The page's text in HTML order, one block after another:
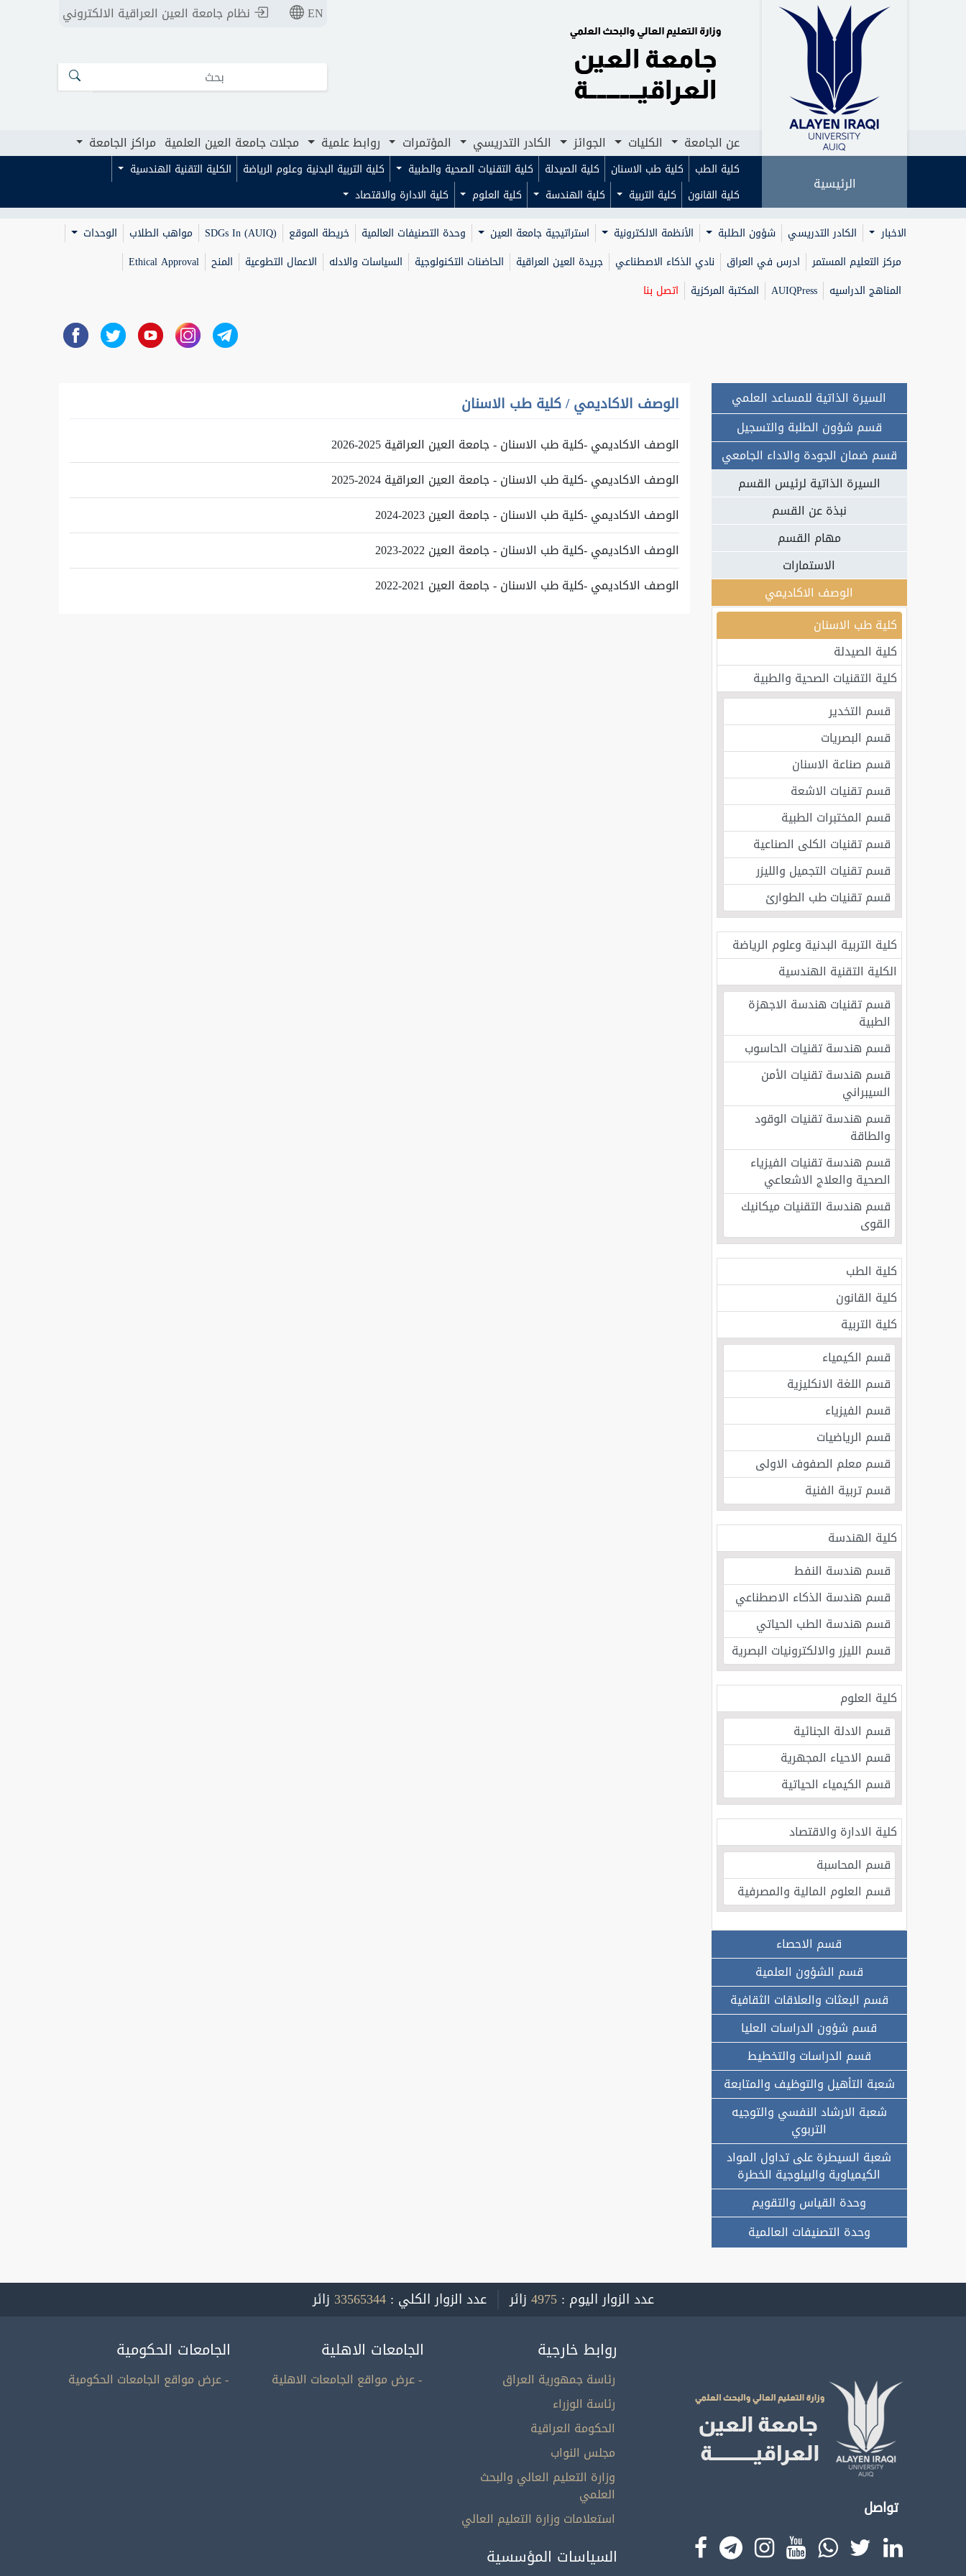
الرئيسية الكليات الجوائز الكادر التدريسي مجلات جامعة العين العلمية مراكز الجامعة
EN نظام جامعة العين العراقية الالكتروني
عن الجامعة الكليات الجوائز الكادر التدريسي المؤتمرات روابط علمية مجلات جامعة العين العلمية مراكز الجامعة
الرئيسية
كلية الطب كلية طب الاسنان كلية الصيدلة كلية التقنيات الصحية والطبية كلية التربية البدنية وعلوم الرياضة
الكلية التقنية الهندسية
كلية القانون
كلية التربية كلية الهندسة كلية العلوم
كلية الادارة والاقتصاد
الاخبار
الكادر التدريسي شؤون الطلبة الأنظمة الالكترونية استراتيجية جامعة العين وحدة التصنيفات العالمية خريطة الموقع SDGs In (AUIQ) مواهب الطلاب
الوحدات
مركز التعليم المستمر
ادرس في العراق نادي الذكاء الاصطناعي جريدة العين العراقية الحاضنات التكنولوجية السياسات والادله الاعمال التطوعية المنح
Ethical Approval
المناهج الدراسيه
AUIQPress المكتبة المركزية اتصل بنا
السيرة الذاتية للمساعد العلمي
قسم شؤون الطلبة والتسجيل
قسم ضمان الجودة والاداء الجامعي
السيرة الذاتية لرئيس القسم
نبذة عن القسم
مهام القسم
الاستمارات
الوصف الاكاديمي
كلية طب الاسنان
كلية الصيدلة
كلية التقنيات الصحية والطبية
قسم التخدير
قسم البصريات
قسم صناعة الاسنان
قسم تقنيات الاشعة
قسم المختبرات الطبية
قسم تقنيات الكلى الصناعية
قسم تقنيات التجميل والليزر
قسم تقنيات طب الطوارئ
كلية التربية البدنية وعلوم الرياضة
الكلية التقنية الهندسية
قسم تقنيات هندسة الاجهزة
الطبية
قسم هندسة تقنيات الحاسوب
قسم هندسة تقنيات الأمن
السيبراني
قسم هندسة تقنيات الوقود
والطاقة
قسم هندسة تقنيات الفيزياء
الصحية والعلاج الاشعاعي
قسم هندسة التقنيات ميكانيك
القوى
كلية الطب
كلية القانون
كلية التربية
قسم الكيمياء
قسم اللغة الانكليزية
قسم الفيزياء
قسم الرياضيات
قسم معلم الصفوف الاولى
قسم تربية الفنية
كلية الهندسة
قسم هندسة النفط
قسم هندسة الذكاء الاصطناعي
قسم هندسة الطب الحياتي
قسم الليزر والالكترونيات البصرية
كلية العلوم
قسم الادلة الجنائية
قسم الاحياء المجهرية
قسم الكيمياء الحياتية
كلية الادارة والاقتصاد
قسم المحاسبة
قسم العلوم المالية والمصرفية
قسم الاحصاء
قسم الشؤون العلمية
قسم البعثات والعلاقات الثقافية
قسم شؤون الدراسات العليا
قسم الدراسات والتخطيط
شعبة التأهيل والتوظيف والمتابعة
شعبة الارشاد النفسي والتوجيه
التربوي
شعبة السيطرة على تداول المواد
الكيمياوية والبيلوجية الخطرة
وحدة القياس والتقويم
وحدة التصنيفات العالمية
الوصف الاكاديمي/كلية طب الاسنان
الوصف الاكاديمي -كلية طب الاسنان - جامعة العين العراقية 2025-2026
الوصف الاكاديمي -كلية طب الاسنان - جامعة العين العراقية 2024-2025
الوصف الاكاديمي -كلية طب الاسنان - جامعة العين 2023-2024
الوصف الاكاديمي -كلية طب الاسنان - جامعة العين 2022-2023
الوصف الاكاديمي -كلية طب الاسنان - جامعة العين 2021-2022
عدد الزوار اليوم :4975 زائر عدد الزوار الكلي :33565344 زائر
تواصل
روابط خارجية
رئاسة جمهورية العراق
رئاسة الوزراء
الحكومة العراقية
مجلس النواب
وزارة التعليم العالي والبحث
العلمي
استعلامات وزارة التعليم العالي
الجامعات الاهلية
- عرض مواقع الجامعات الاهلية
الجامعات الحكومية
- عرض مواقع الجامعات الحكومية
السياسات المؤسسية